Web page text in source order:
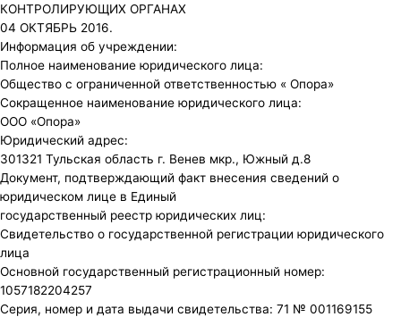
КОНТРОЛИРУЮЩИХ ОРГАНАХ
04 ОКТЯБРЬ 2016.
Информация об учреждении:
Полное наименование юридического лица:
Общество с ограниченной ответственностью « Опора»
Сокращенное наименование юридического лица:
ООО «Опора»
Юридический адрес:
301321 Тульская область г. Венев мкр., Южный д.8
Документ, подтверждающий факт внесения сведений о
юридическом лице в Единый
государственный реестр юридических лиц:
Свидетельство о государственной регистрации юридического
лица
Основной государственный регистрационный номер:
1057182204257
Серия, номер и дата выдачи свидетельства: 71 № 001169155